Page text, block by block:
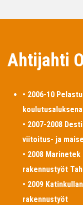
Ahtijahti
• 2006-10
• 2007-2008
viitoitus- ja
• 2008
rakennustyöt
• 2009
rakennustyöt